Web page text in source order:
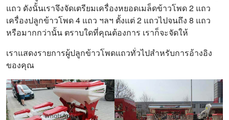
แถว ดังนั้นเราจึงจัดเตรียมเครื่องหยอดเมล็ดข้าวโพด 2 แถว
เครื่องปลูกข้าวโพด 4 แถว ฯลฯ ตั้งแต่ 2 แถวไปจนถึง 8 แถว
หรือมากกว่านั้น ตราบใดที่คุณต้องการ เราก็จะจัดให้
เราแสดงรายการผู้ปลูกข้าวโพดแถวทั่วไปสำหรับการอ้างอิง
ของคุณ